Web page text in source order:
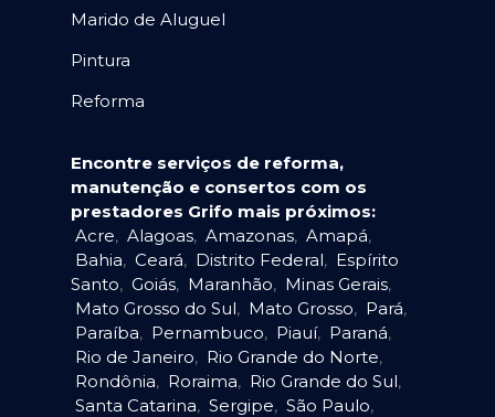
Marido de Aluguel
Pintura
Reforma
Encontre serviços de reforma,
manutenção e consertos com os
prestadores Grifo mais próximos:
Acre, Alagoas, Amazonas, Amapá,
Bahia, Ceará, Distrito Federal, Espírito
Santo, Goiás, Maranhão, Minas Gerais,
Mato Grosso do Sul, Mato Grosso, Pará,
Paraíba, Pernambuco, Piauí, Paraná,
Rio de Janeiro, Rio Grande do Norte,
Rondônia, Roraima, Rio Grande do Sul,
Santa Catarina, Sergipe, São Paulo,